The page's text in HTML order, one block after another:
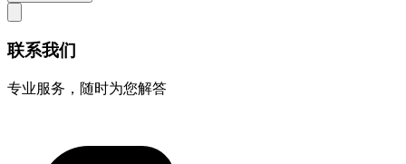
联系我们
专业服务，随时为您解答